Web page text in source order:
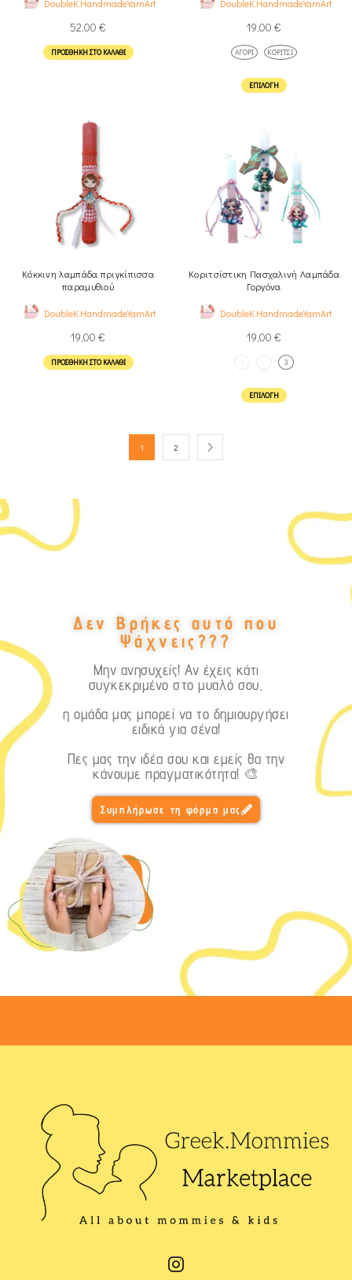
DoubleK.HandmadeYarnArt
52,00 €
ΠΡΟΣΘΉΚΗ ΣΤΟ ΚΑΛΆΘΙ
DoubleK.HandmadeYarnArt
19,00 €
ΑΓΌΡΙ ΚΟΡΊΤΣΙ
ΕΠΙΛΟΓΉ
Κόκκινη λαμπάδα πριγκίπισσα
παραμυθιού
DoubleK.HandmadeYarnArt
19,00 €
ΠΡΟΣΘΉΚΗ ΣΤΟ ΚΑΛΆΘΙ
Κοριτσίστικη Πασχαλινή Λαμπάδα
Γοργόνα
DoubleK.HandmadeYarnArt
19,00 €
3
ΕΠΙΛΟΓΉ
1 2
Δεν Βρήκες αυτό που
Ψάχνεις???
Μην ανησυχείς! Αν έχεις κάτι
συγκεκριμένο στο μυαλό σου,
η ομάδα μας μπορεί να το δημιουργήσει
ειδικά για σένα!
Πες μας την ιδέα σου και εμείς θα την
κάνουμε πραγματικότητα! 🎨
Συμπλήρωσε τη φόρμα μας